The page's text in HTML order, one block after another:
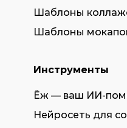
Шаблоны
Шаблоны
Инструменты
Ёж — ваш ИИ-
Нейросеть для